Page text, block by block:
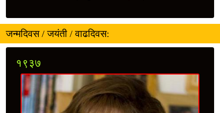
जन्मदिवस / जयंती / वाढदिवस:
१९३७